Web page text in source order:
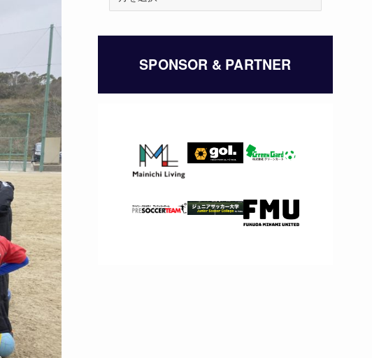
イ
SPONSOR & PARTNER